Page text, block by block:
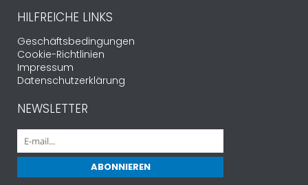
HILFREICHE LINKS
Geschäftsbedingungen
Cookie-Richtlinien
Impressum
Datenschutzerklärung
NEWSLETTER